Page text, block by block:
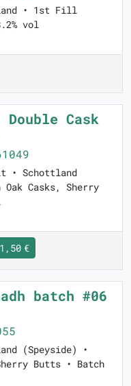
• 1st Fill
vol
Cask
• Schottland
Oak Casks, Sherry
€
batch #06
(Speyside) •
Butts • Batch